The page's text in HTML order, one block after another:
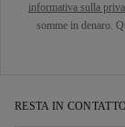
informativa sulla
somme in denaro.
RESTA IN CONTATTO